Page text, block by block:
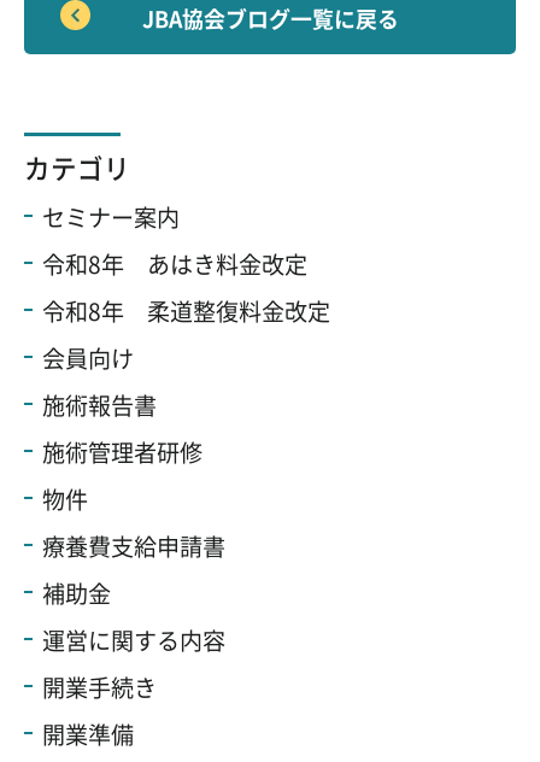
JBA協会ブログ一覧に戻る
カテゴリ
セミナー案内
令和8年 あはき料金改定
令和8年 柔道整復料金改定
会員向け
施術報告書
施術管理者研修
物件
療養費支給申請書
補助金
運営に関する内容
開業手続き
開業準備